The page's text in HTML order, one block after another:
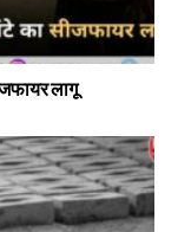
लागू